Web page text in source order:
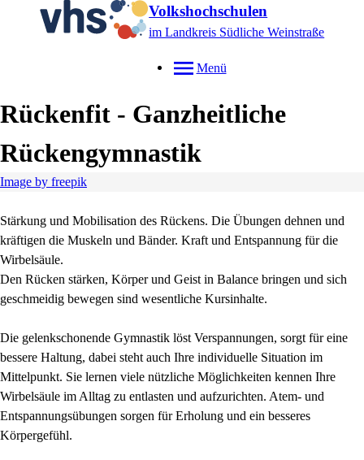
Volkshochschulen
im Landkreis Südliche Weinstraße
Menü
Rückenfit - Ganzheitliche
Rückengymnastik
Image by freepik
Stärkung und Mobilisation des Rückens. Die Übungen dehnen und
kräftigen die Muskeln und Bänder. Kraft und Entspannung für die
Wirbelsäule.
Den Rücken stärken, Körper und Geist in Balance bringen und sich
geschmeidig bewegen sind wesentliche Kursinhalte.
Die gelenkschonende Gymnastik löst Verspannungen, sorgt für eine
bessere Haltung, dabei steht auch Ihre individuelle Situation im
Mittelpunkt. Sie lernen viele nützliche Möglichkeiten kennen Ihre
Wirbelsäule im Alltag zu entlasten und aufzurichten. Atem- und
Entspannungsübungen sorgen für Erholung und ein besseres
Körpergefühl.